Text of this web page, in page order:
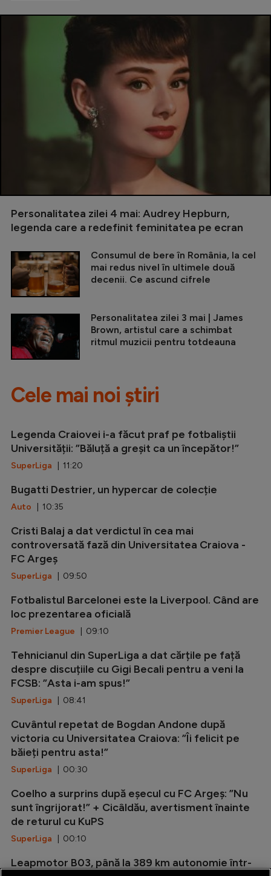
Personalitatea zilei 4 mai: Audrey Hepburn,
legenda care a redefinit feminitatea pe ecran
Consumul de bere în România, la cel
mai redus nivel în ultimele două
decenii. Ce ascund cifrele
Personalitatea zilei 3 mai | James
Brown, artistul care a schimbat
ritmul muzicii pentru totdeauna
Cele mai noi știri
Legenda Craiovei i-a făcut praf pe fotbaliștii
Universității: ”Băluță a greșit ca un începător!”
SuperLiga | 11:20
Bugatti Destrier, un hypercar de colecție
Auto | 10:35
Cristi Balaj a dat verdictul în cea mai
controversată fază din Universitatea Craiova -
FC Argeș
SuperLiga | 09:50
Fotbalistul Barcelonei este la Liverpool. Când are
loc prezentarea oficială
Premier League | 09:10
Tehnicianul din SuperLiga a dat cărțile pe față
despre discuțiile cu Gigi Becali pentru a veni la
FCSB: ”Asta i-am spus!”
SuperLiga | 08:41
Cuvântul repetat de Bogdan Andone după
victoria cu Universitatea Craiova: ”Îi felicit pe
băieți pentru asta!”
SuperLiga | 00:30
Coelho a surprins după eșecul cu FC Argeș: ”Nu
sunt îngrijorat!” + Cicâldău, avertisment înainte
de returul cu KuPS
SuperLiga | 00:10
Leapmotor B03, până la 389 km autonomie într-